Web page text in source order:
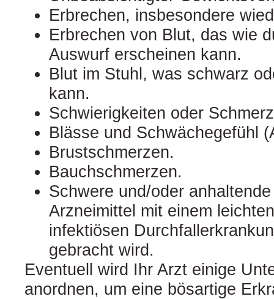
Erbrechen, insbesondere
Erbrechen von Blut, das wie
Auswurf erscheinen kann.
Blut im Stuhl, was schwarz
kann.
Schwierigkeiten oder
Blässe und Schwächegefühl
Brustschmerzen.
Bauchschmerzen.
Schwere und/oder
Arzneimittel mit einem
infektiösen
gebracht wird.
Eventuell wird Ihr Arzt einige
anordnen, um eine bösartige